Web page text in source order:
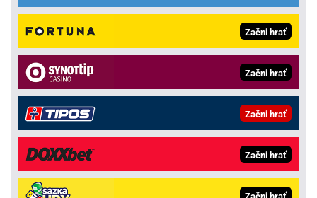
Začni hrať
Začni hrať
Začni hrať
Začni hrať